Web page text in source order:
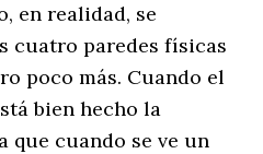
en realidad, se
cuatro paredes físicas
poco más. Cuando el
bien hecho la
que cuando se ve un